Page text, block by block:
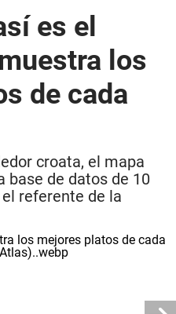
es el
los
de cada
croata, el mapa
base de datos de 10
referente de la